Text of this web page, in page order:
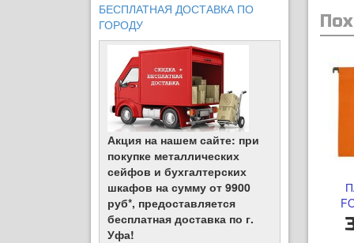
БЕСПЛАТНАЯ ДОСТАВКА ПО
ГОРОДУ
Акция на нашем сайте: при
покупке металлических
сейфов и бухгалтерских
шкафов на сумму от 9900
руб*, предоставляется
бесплатная доставка по г.
Уфа!